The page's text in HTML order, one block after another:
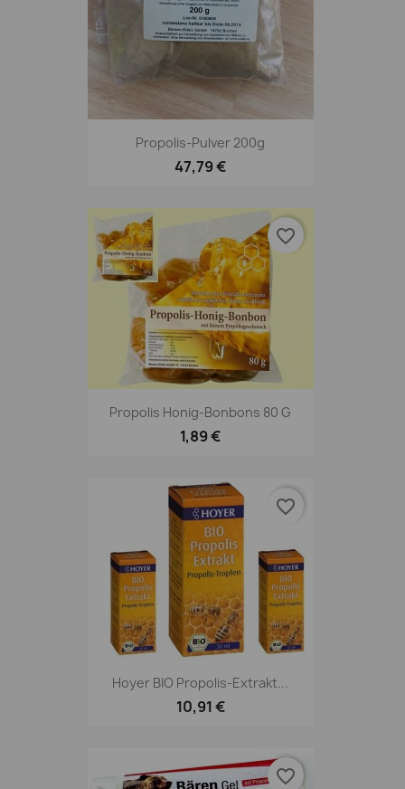
Propolis-Pulver 200g
47,79 €
Propolis Honig-Bonbons 80 G
1,89 €
favorite_border
Hoyer BIO Propolis-Extrakt...
10,91 €
favorite_border
favorite_border